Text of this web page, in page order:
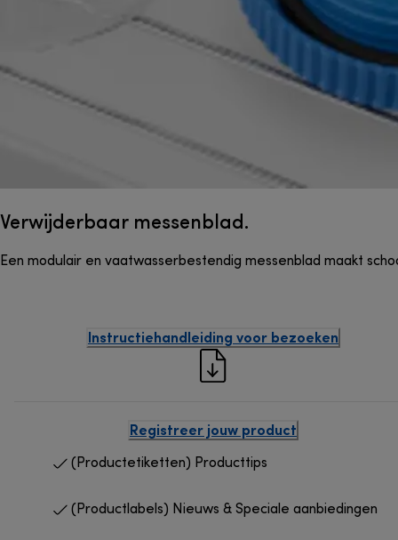
Verwijderbaar messenblad.
Een modulair en vaatwasserbestendig messenblad maakt
Instructiehandleiding voor bezoeken
Registreer jouw product
(Productetiketten) Producttips
(Productlabels) Nieuws & Speciale aanbiedingen